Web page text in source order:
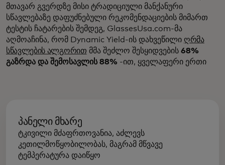
მთავარ გვერდზე მისი ტრადიციული მანქანური
სწავლებაზე დაფუძნებული რეკომენდაციების მიმართ
ტესტის ჩატარების შემდეგ, GlassesUsa.com-მა
აღმოაჩინა, რომ Dynamic Yield-ის დახვეწილი ღრმა
სწავლების ალგორით მმა შეძლო შესყიდვების 68%
გაზრდა და შემოსავლის 88% -ით, ყველაფერი ერთი
პანელი მხარე
ტკივილი მძაფრთოვანია, აძლევს
კეთილმოწყობილობას, მაგრამ მწვავე
ტემპერატურა დაიწყო